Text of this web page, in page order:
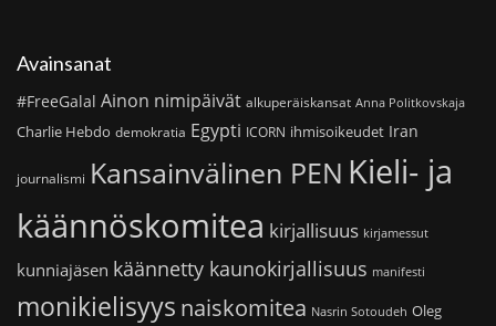
Avainsanat
#FreeGalal Ainon nimipäivät alkuperäiskansat Anna Politkovskaja
Charlie Hebdo demokratia Egypti ICORN ihmisoikeudet Iran
journalismi Kansainvälinen PEN Kieli- ja
käännöskomitea kirjallisuus kirjamessut
kunniajäsen käännetty kaunokirjallisuus manifesti
monikielisyys naiskomitea Nasrin Sotoudeh Oleg